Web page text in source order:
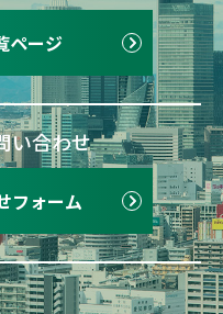
ページ
い合わせ
フォーム